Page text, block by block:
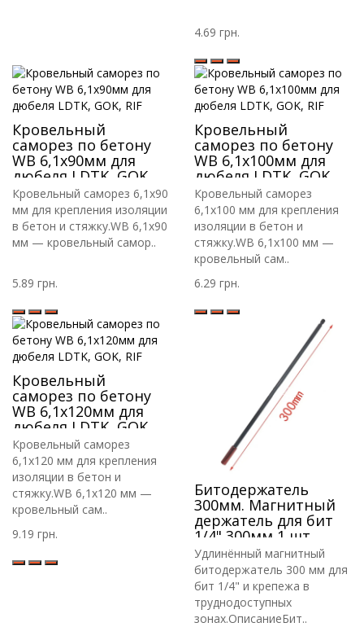
4.69 грн.
Кровельный
саморез по бетону
WB 6,1х90мм для
дюбеля LDTK, GOK,
RIF
Кровельный саморез 6,1х90
мм для крепления изоляции
в бетон и стяжку.WB 6,1х90
мм — кровельный самор..
5.89 грн.
Кровельный
саморез по бетону
WB 6,1х100мм для
дюбеля LDTK, GOK,
RIF
Кровельный саморез
6,1х100 мм для крепления
изоляции в бетон и
стяжку.WB 6,1х100 мм —
кровельный сам..
6.29 грн.
Кровельный
саморез по бетону
WB 6,1х120мм для
дюбеля LDTK, GOK,
RIF
Кровельный саморез
6,1х120 мм для крепления
изоляции в бетон и
стяжку.WB 6,1х120 мм —
кровельный сам..
9.19 грн.
Битодержатель
300мм. Магнитный
держатель для бит
1/4" 300мм 1 шт
Удлинённый магнитный
битодержатель 300 мм для
бит 1/4" и крепежа в
труднодоступных
зонах.ОписаниеБит..